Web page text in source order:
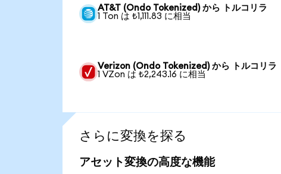
AT&T (Ondo Tokenized) から トルコリラ
1 Ton は ₺1,111.83 に相当
Verizon (Ondo Tokenized) から トルコリラ
1 VZon は ₺2,243.16 に相当
さらに変換を探る
アセット変換の高度な機能